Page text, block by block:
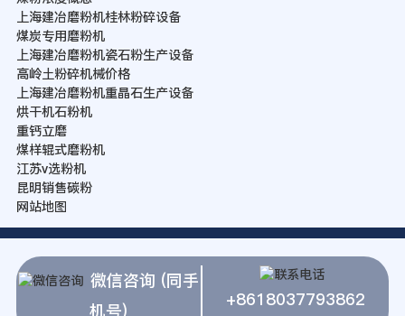
上海建冶磨粉机桂林粉碎设备
煤炭专用磨粉机
上海建冶磨粉机瓷石粉生产设备
高岭土粉碎机械价格
上海建冶磨粉机重晶石生产设备
烘干机石粉机
重钙立磨
煤样辊式磨粉机
江苏v选粉机
昆明销售碳粉
网站地图
微信咨询 (同手
机号)
+8618037793862